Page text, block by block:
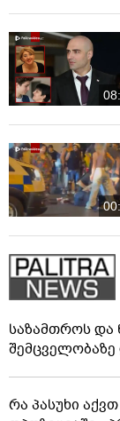
საზამთროს და
რა პასუხი